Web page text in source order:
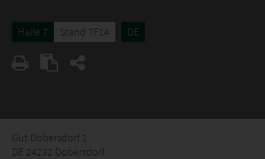
Halle 7 Stand 7F14 DE
Gut Dobersdorf 1
DE 24232 Dobersdorf